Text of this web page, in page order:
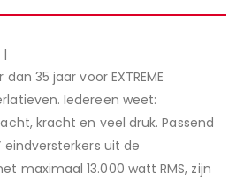
|
35 jaar voor EXTREME
Iedereen weet:
kracht en veel druk. Passend
eindversterkers uit de
maximaal 13.000 watt RMS, zijn